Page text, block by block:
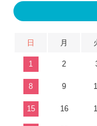
日 月
1 2
8 9
15 16